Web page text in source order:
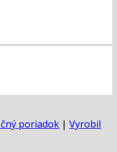
poriadok | Vyrobil